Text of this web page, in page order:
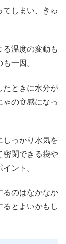
てしまい、きゅ
る温度の変動も
一因。
たときに水分が
ゃの食感になっ
しっかり水気を
密閉できる袋や
ント。
るのはなかなか
るとよいかもし